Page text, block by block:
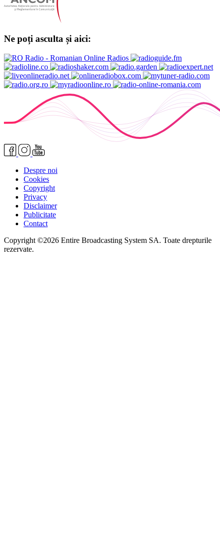
Ne poți asculta și aici:
Despre noi
Cookies
Copyright
Privacy
Disclaimer
Publicitate
Contact
Copyright ©2026 Entire Broadcasting System SA. Toate drepturile
rezervate.